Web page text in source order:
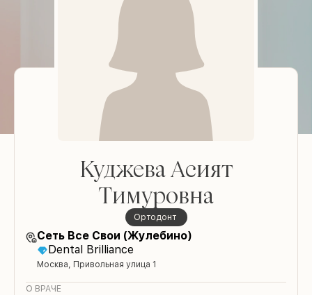
Куджева Асият
Тимуровна
Ортодонт
Сеть Все Свои (Жулебино)
Dental Brilliance
Москва, Привольная улица 1
О ВРАЧЕ